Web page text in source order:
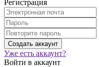
Регистрация
Уже есть аккаунт?
Войти в аккаунт